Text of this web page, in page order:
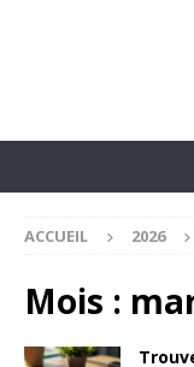
ACCUEIL 2026
Mois :